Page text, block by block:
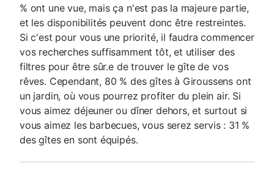
% ont une vue, mais ça n'est pas la majeure partie,
et les disponibilités peuvent donc être restreintes.
Si c'est pour vous une priorité, il faudra commencer
vos recherches suffisamment tôt, et utiliser des
filtres pour être sûr.e de trouver le gîte de vos
rêves. Cependant, 80 % des gîtes à Giroussens ont
un jardin, où vous pourrez profiter du plein air. Si
vous aimez déjeuner ou dîner dehors, et surtout si
vous aimez les barbecues, vous serez servis : 31 %
des gîtes en sont équipés.